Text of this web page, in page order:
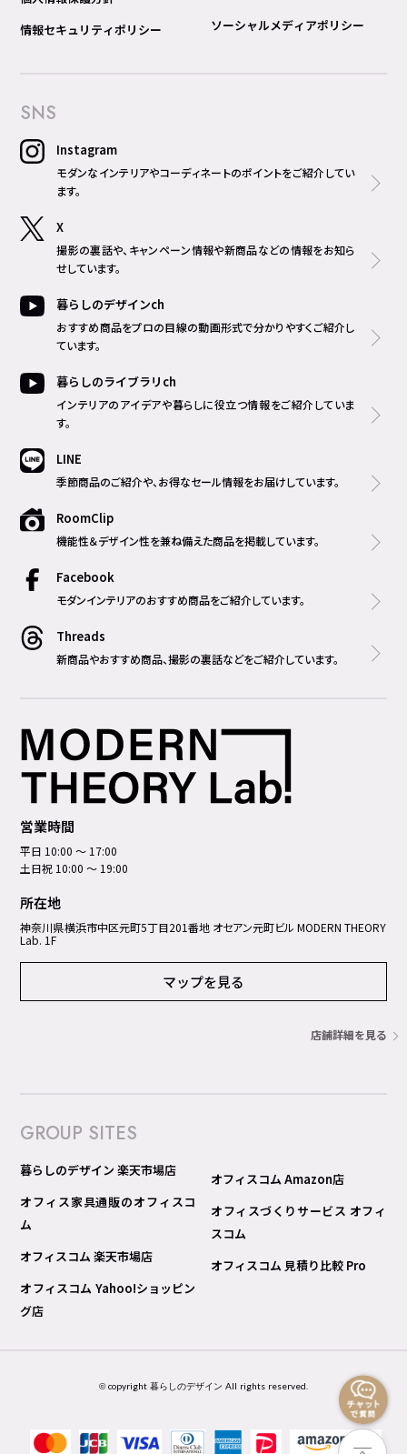
情報セキュリティポリシー
ソーシャルメディアポリシー
SNS
Instagram
モダンなインテリアやコーディネートのポイントをご紹介してい
ます。
X
撮影の裏話や、キャンペーン情報や新商品などの情報をお知ら
せしています。
暮らしのデザインch
おすすめ商品をプロの目線の動画形式で分かりやすくご紹介し
ています。
暮らしのライブラリch
インテリアのアイデアや暮らしに役立つ情報をご紹介していま
す。
LINE
季節商品のご紹介や、お得なセール情報をお届けしています。
RoomClip
機能性＆デザイン性を兼ね備えた商品を掲載しています。
Facebook
モダンインテリアのおすすめ商品をご紹介しています。
Threads
新商品やおすすめ商品、撮影の裏話などをご紹介しています。
営業時間
平日 10:00 ～ 17:00
土日祝 10:00 ～ 19:00
所在地
神奈川県横浜市中区元町5丁⽬201番地 オセアン元町ビル MODERN THEORY
Lab. 1F
マップを見る
店舗詳細を見る
GROUP SITES
暮らしのデザイン 楽天市場店
オフィス家具通販のオフィスコ
ム
オフィスコム 楽天市場店
オフィスコム Yahoo!ショッピン
グ店
オフィスコム Amazon店
オフィスづくりサービス オフィ
スコム
オフィスコム 見積り比較 Pro
© copyright 暮らしのデザイン All rights reserved.